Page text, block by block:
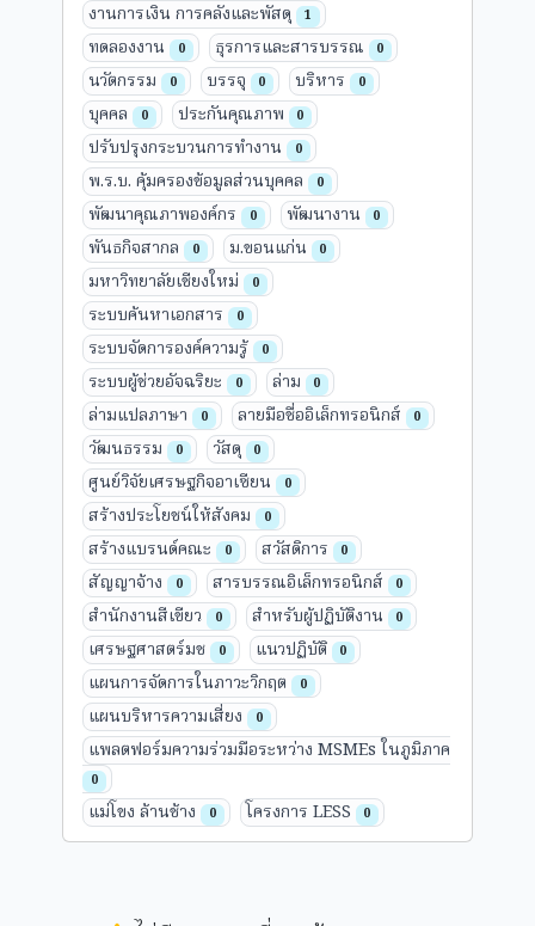
งานการเงิน การคลังและพัสดุ 1
ทดลองงาน 0 ธุรการและสารบรรณ 0
นวัตกรรม 0 บรรจุ 0 บริหาร 0
บุคคล 0 ประกันคุณภาพ 0
ปรับปรุงกระบวนการทำงาน 0
พ.ร.บ. คุ้มครองข้อมูลส่วนบุคคล 0
พัฒนาคุณภาพองค์กร 0 พัฒนางาน 0
พันธกิจสากล 0 ม.ขอนแก่น 0
มหาวิทยาลัยเชียงใหม่ 0
ระบบค้นหาเอกสาร 0
ระบบจัดการองค์ความรู้ 0
ระบบผู้ช่วยอัจฉริยะ 0 ล่าม 0
ล่ามแปลภาษา 0 ลายมือชื่ออิเล็กทรอนิกส์ 0
วัฒนธรรม 0 วัสดุ 0
ศูนย์วิจัยเศรษฐกิจอาเซียน 0
สร้างประโยชน์ให้สังคม 0
สร้างแบรนด์คณะ 0 สวัสดิการ 0
สัญญาจ้าง 0 สารบรรณอิเล็กทรอนิกส์ 0
สำนักงานสีเขียว 0 สำหรับผู้ปฏิบัติงาน 0
เศรษฐศาสตร์มช 0 แนวปฏิบัติ 0
แผนการจัดการในภาวะวิกฤต 0
แผนบริหารความเสี่ยง 0
แพลตฟอร์มความร่วมมือระหว่าง MSMEs ในภูมิภาค
0
แม่โขง ล้านช้าง 0 โครงการ LESS 0